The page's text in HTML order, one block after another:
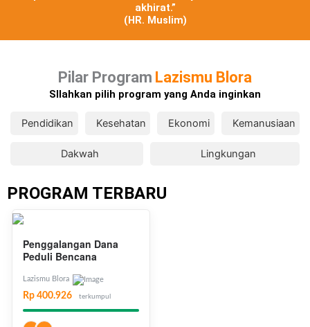
akhirat.”
(HR. Muslim)
Pilar Program Lazismu Blora
SIlahkan pilih program yang Anda inginkan
Pendidikan Kesehatan Ekonomi Kemanusiaan
Dakwah Lingkungan
PROGRAM TERBARU
Penggalangan Dana
Peduli Bencana
Lazismu Blora
Rp 400.926 terkumpul